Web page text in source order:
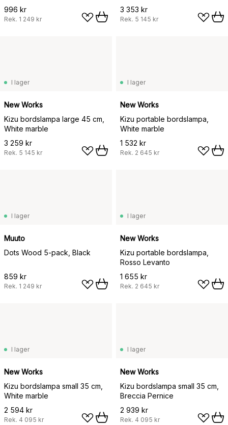
996 kr
Rek. 1 249 kr
3 353 kr
Rek. 5 145 kr
I lager
New Works
Kizu bordslampa large 45 cm,
White marble
3 259 kr
Rek. 5 145 kr
I lager
New Works
Kizu portable bordslampa,
White marble
1 532 kr
Rek. 2 645 kr
I lager
Muuto
Dots Wood 5-pack, Black
859 kr
Rek. 1 249 kr
I lager
New Works
Kizu portable bordslampa,
Rosso Levanto
1 655 kr
Rek. 2 645 kr
I lager
New Works
Kizu bordslampa small 35 cm,
White marble
2 594 kr
Rek. 4 095 kr
I lager
New Works
Kizu bordslampa small 35 cm,
Breccia Pernice
2 939 kr
Rek. 4 095 kr